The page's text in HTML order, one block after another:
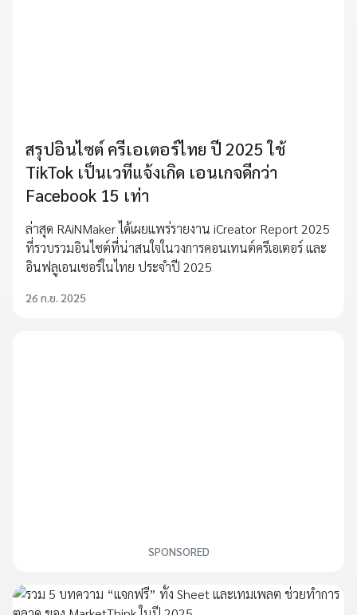
สรุปอินไซต์ ครีเอเตอร์ไทย ปี 2025 ใช้
TikTok เป็นเวทีแจ้งเกิด เอนเกจดีกว่า
Facebook 15 เท่า
ล่าสุด RAiNMaker ได้เผยแพร่รายงาน iCreator Report 2025
ที่รวบรวมอินไซต์ที่น่าสนใจในวงการคอนเทนต์ครีเอเตอร์ และ
อินฟลูเอนเซอร์ในไทย ประจำปี 2025
26 ก.ย. 2025
SPONSORED